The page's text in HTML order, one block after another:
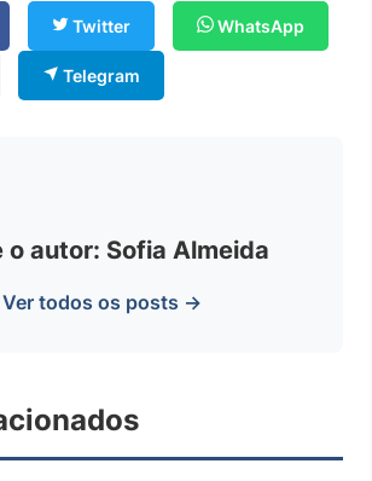
Twitter WhatsApp
Telegram
o autor: Sofia Almeida
Ver todos os posts →